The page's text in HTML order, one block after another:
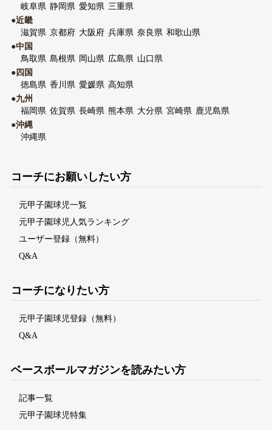
岐阜県 静岡県 愛知県 三重県
●近畿
滋賀県 京都府 大阪府 兵庫県 奈良県 和歌山県
●中国
鳥取県 島根県 岡山県 広島県 山口県
●四国
徳島県 香川県 愛媛県 高知県
●九州
福岡県 佐賀県 長崎県 熊本県 大分県 宮崎県 鹿児島県
●沖縄
沖縄県
コーチにお願いしたい方
元甲子園球児一覧
元甲子園球児人気ランキング
ユーザー登録（無料）
Q&A
コーチになりたい方
元甲子園球児登録（無料）
Q&A
ベースボールマガジンを読みたい方
記事一覧
元甲子園球児特集